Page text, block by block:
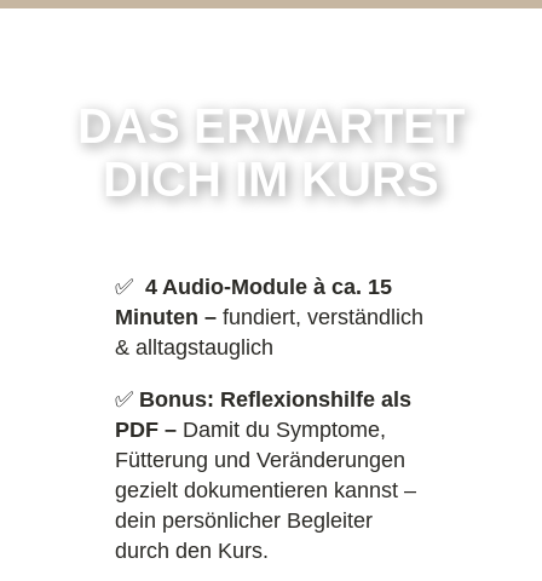
DAS ERWARTET
DICH IM KURS
✅ 4 Audio-Module à ca. 15
Minuten –fundiert, verständlich
& alltagstauglich
✅ Bonus: Reflexionshilfe als
PDF – Damit du Symptome,
Fütterung und Veränderungen
gezielt dokumentieren kannst –
dein persönlicher Begleiter
durch den Kurs.